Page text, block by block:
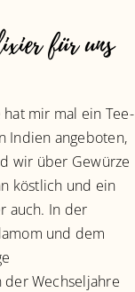
für uns
mir mal ein Tee-
Indien angeboten,
wir über Gewürze
köstlich und ein
auch.⁠ In der
und dem
Wechseljahre